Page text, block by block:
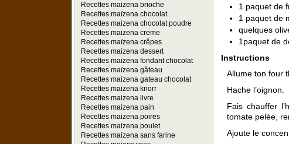
Recettes maizena brioche
Recettes maïzena chocolat
Recettes maizena chocolat poudre
Recettes maizena creme
Recettes maïzena crêpes
Recettes maizena dessert
Recettes maïzena fondant chocolat
Recettes maïzena gâteau
Recettes maizena gateau chocolat
Recettes maizena knorr
Recettes maizena livre
Recettes maizena pain
Recettes maizena poires
Recettes maizena poulet
Recettes maizena sans farine
1 paquet de
1 paquet de
quelques
1paquet de
Instructions
Allume ton four
Hache l’oignon.
Fais chauffer
tomate pelée,
Ajoute le